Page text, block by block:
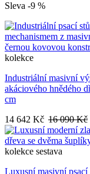
Sleva -9 %
kolekce
Industriální masivní
akáciového hnědého
cm
14 642 Kč 16 090 Kč
kolekce sestava
Luxusní masivní psací